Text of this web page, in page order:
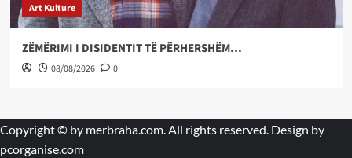
Art Kulture
ZËMËRIMI I DISIDENTIT TË PËRHERSHËM…
08/08/2026 0
Copyright © by merbraha.com. All rights reserved. Design by
pcorganise.com